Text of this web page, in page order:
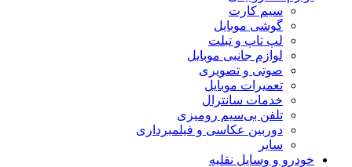
سیم کارت
گوشی موبایل
لپ تاپ و تبلت
لوازم جانبی موبایل
صوتی و تصویری
تعمیرات موبایل
خدمات سانترال
تلفن بی‌سیم رومیزی
دوربین عکاسی و فیلمبرداری
سایر
خودرو و وسایل نقلیه